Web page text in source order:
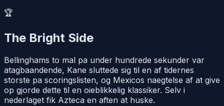
🏆
The Bright Side
Bellinghams to mal pa under hundrede sekunder var
atagbaandende, Kane sluttede sig til en af tidernes
storste pa scoringslisten, og Mexicos naegtelse af at give
op gjorde dette til en oieblikkelig klassiker. Selv i
nederlaget fik Azteca en aften at huske.